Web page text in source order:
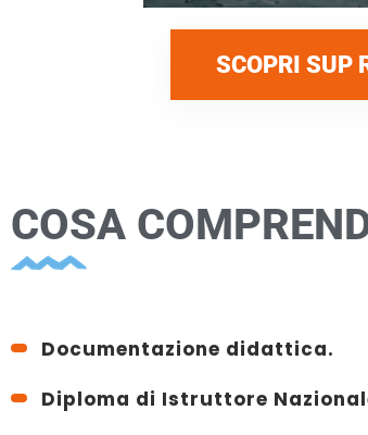
SCOPRI SUP
COSA
Documentazione didattica.
Diploma di Istruttore